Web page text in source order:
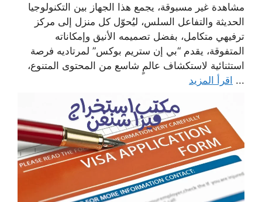
مشاهدة غير مسبوقة، يجمع هذا الجهاز بين التكنولوجيا
الحديثة والتفاعل السلس، ليُحوّل كل منزل إلى مركز
ترفيهي متكامل، بفضل تصميمه الأنيق وإمكاناته
المتفوقة، يقدم “بي إن ستريم بوكس” لمرتاديه فرصة
استثنائية لاستكشاف عالمٍ شاسع من المحتوى المتنوع،
... اقرأ المزيد